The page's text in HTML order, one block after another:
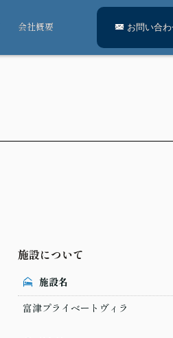
会社概要 お問い合わ
施設について
施設名
富津プライベートヴィラ